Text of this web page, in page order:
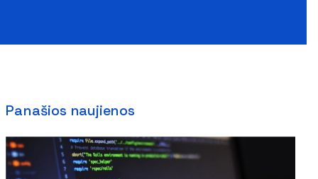
Panašios naujienos